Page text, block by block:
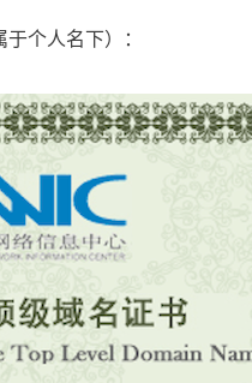
个人名下）：